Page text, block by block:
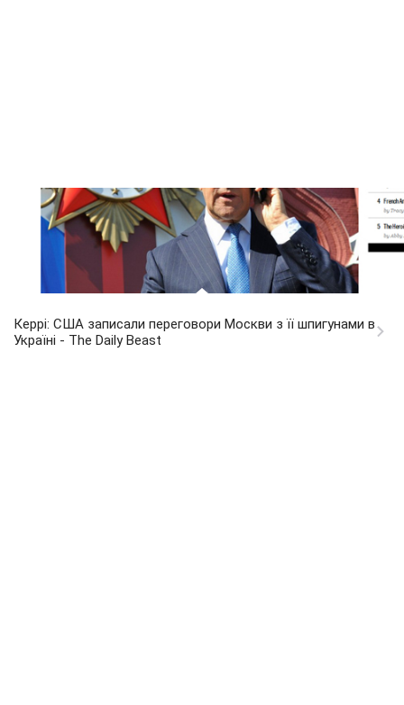
Керрі: США записали переговори Москви з її шпигунами в
Україні - The Daily Beast